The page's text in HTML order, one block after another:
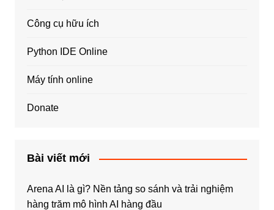
Công cụ hữu ích
Python IDE Online
Máy tính online
Donate
Bài viết mới
Arena AI là gì? Nền tảng so sánh và trải nghiệm
hàng trăm mô hình AI hàng đầu